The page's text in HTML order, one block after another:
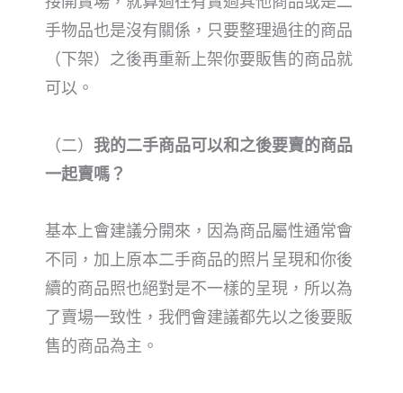
手物品也是沒有關係，只要整理過往的商品
（下架）之後再重新上架你要販售的商品就
可以。
（二） 我的二手商品可以和之後要賣的商品
一起賣嗎？
基本上會建議分開來，因為商品屬性通常會
不同，加上原本二手商品的照片呈現和你後
續的商品照也絕對是不一樣的呈現，所以為
了賣場一致性，我們會建議都先以之後要販
售的商品為主。